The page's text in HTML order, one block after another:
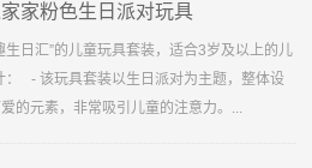
家粉色生日派对玩具
生日汇”的儿童玩具套装，适合3岁及以上的儿
： - 该玩具套装以生日派对为主题，整体设
的元素，非常吸引儿童的注意力。...